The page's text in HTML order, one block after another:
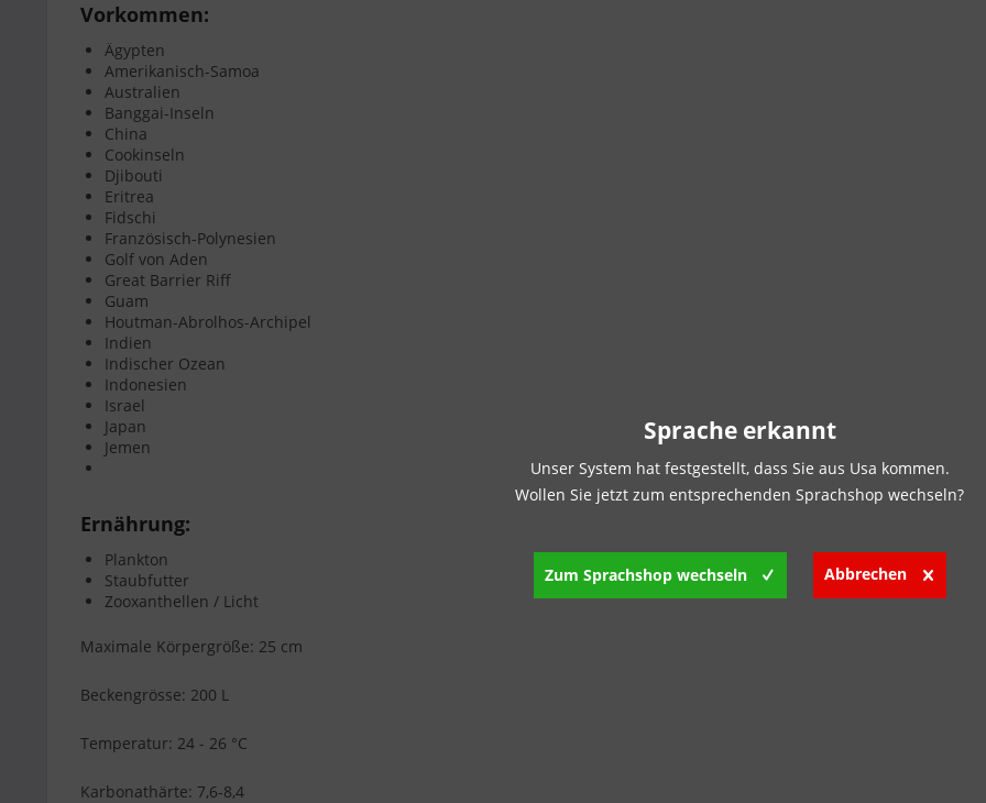
Vorkommen:
Ägypten
Amerikanisch-Samoa
Australien
Banggai-Inseln
China
Cookinseln
Djibouti
Eritrea
Fidschi
Französisch-Polynesien
Golf von Aden
Great Barrier Riff
Guam
Houtman-Abrolhos-Archipel
Indien
Indischer Ozean
Indonesien
Israel
Japan
Jemen
Ernährung:
Plankton
Staubfutter
Zooxanthellen / Licht
Maximale Körpergröße: 25 cm
Beckengrösse: 200 L
Temperatur: 24 - 26 °C
Karbonathärte: 7,6-8,4
Sprache erkannt
Unser System hat festgestellt, dass Sie aus Usa kommen.
Wollen Sie jetzt zum entsprechenden Sprachshop wechseln?
Zum Sprachshop wechseln Abbrechen